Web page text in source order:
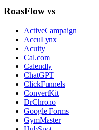
RoasFlow vs
ActiveCampaign
AccuLynx
Acuity
Cal.com
Calendly
ChatGPT
ClickFunnels
ConvertKit
DrChrono
Google Forms
GymMaster